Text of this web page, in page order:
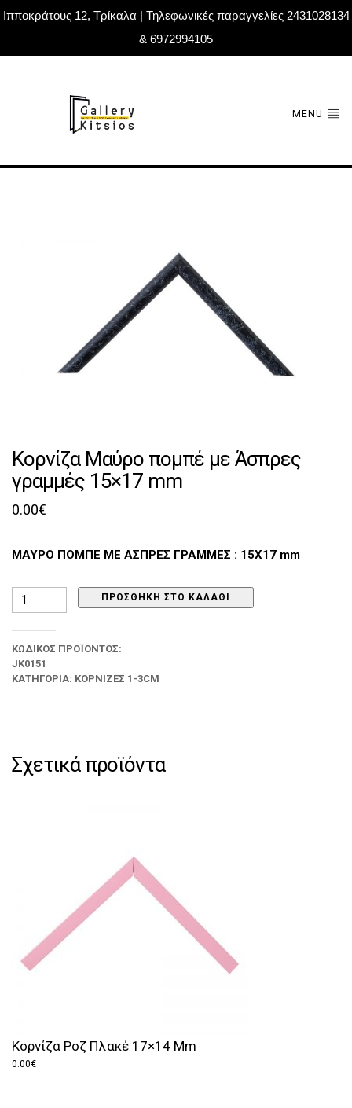
Ιπποκράτους 12, Τρίκαλα | Τηλεφωνικές παραγγελίες 2431028134
& 6972994105
MENU
Κορνίζα Μαύρο πομπέ με Άσπρες
γραμμές 15×17 mm
0.00€
ΜΑΥΡΟ ΠΟΜΠΕ ΜΕ ΑΣΠΡΕΣ ΓΡΑΜΜΕΣ : 15Χ17 mm
Κορνίζα
Άσπρες
γραμμές
15x17
ΠΡΟΣΘΉΚΗ ΣΤΟ ΚΑΛΆΘΙ
ΚΩΔΙΚΌΣ ΠΡΟΪΌΝΤΟΣ:
JK0151
ΚΑΤΗΓΟΡΊΑ: ΚΟΡΝΊΖΕΣ 1-3CM
Σχετικά προϊόντα
Κορνίζα Ροζ Πλακέ 17×14 Mm
0.00€